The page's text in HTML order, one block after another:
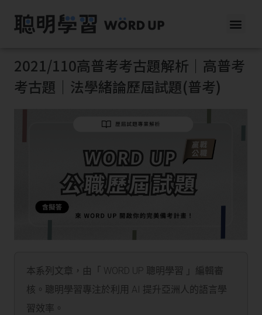
2021/110高普考考古題解析｜高普考
考古題｜法學緒論歷屆試題(普考)
本系列文章，由「 WORD UP 聰明學習 」編輯審
核。聰明學習專注於利用 AI 提升亞洲人的語言學
習效率。